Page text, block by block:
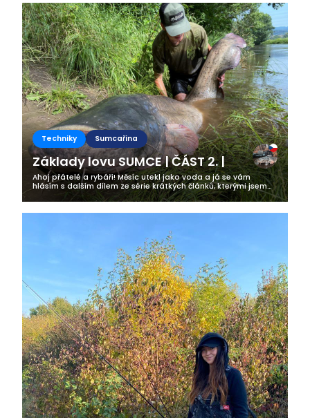
Techniky Sumcařina
Základy lovu SUMCE | ČÁST 2. |
Ahoj přátelé a rybáři! Měsíc utekl jako voda a já se vám
hlásím s dalším dílem ze série krátkých článků, kterými jsem
se rozhodl vám přiblížit svůj přístup k „moderní sumcařině“.
Proč pojem...